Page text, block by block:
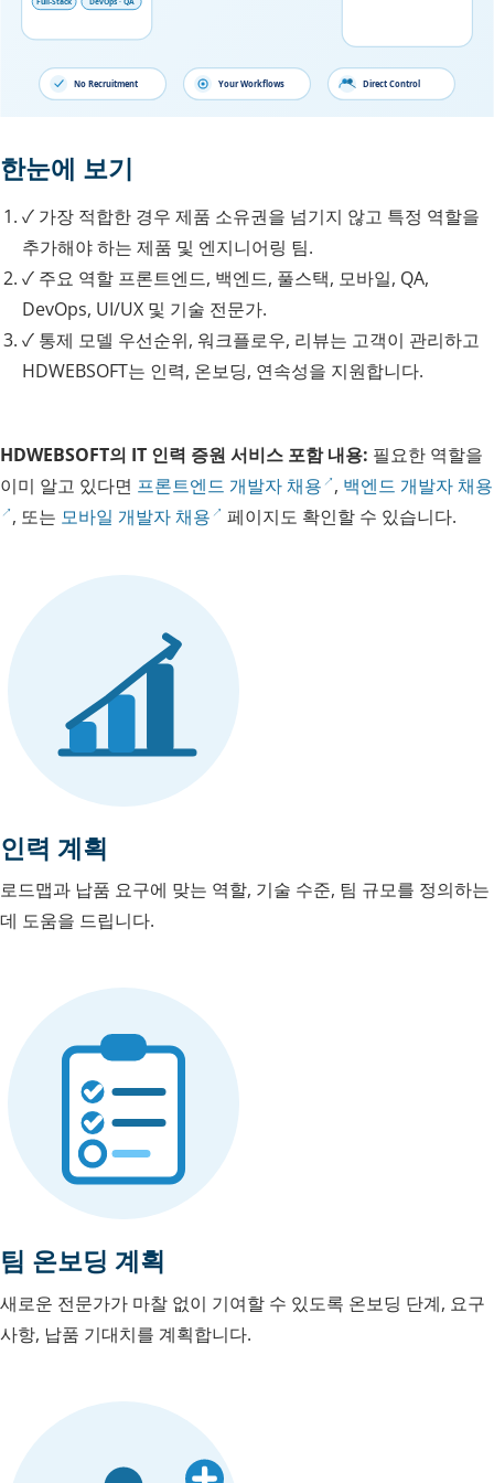
한눈에 보기
✓ 가장 적합한 경우 제품 소유권을 넘기지 않고 특정 역할을
추가해야 하는 제품 및 엔지니어링 팀.
✓ 주요 역할 프론트엔드, 백엔드, 풀스택, 모바일, QA,
DevOps, UI/UX 및 기술 전문가.
✓ 통제 모델 우선순위, 워크플로우, 리뷰는 고객이 관리하고
HDWEBSOFT는 인력, 온보딩, 연속성을 지원합니다.
HDWEBSOFT의 IT 인력 증원 서비스 포함 내용: 필요한 역할을
이미 알고 있다면 프론트엔드 개발자 채용 , 백엔드 개발자 채용
, 또는 모바일 개발자 채용 페이지도 확인할 수 있습니다.
인력 계획
로드맵과 납품 요구에 맞는 역할, 기술 수준, 팀 규모를 정의하는
데 도움을 드립니다.
팀 온보딩 계획
새로운 전문가가 마찰 없이 기여할 수 있도록 온보딩 단계, 요구
사항, 납품 기대치를 계획합니다.